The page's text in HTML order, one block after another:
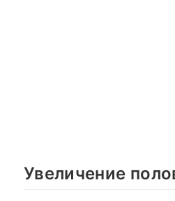
Увеличение